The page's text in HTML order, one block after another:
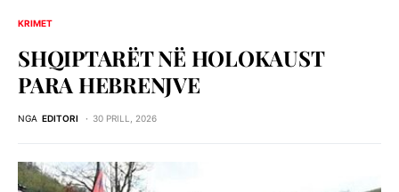
KRIMET
SHQIPTARËT NË HOLOKAUST
PARA HEBRENJVE
NGA EDITORI 30 PRILL, 2026